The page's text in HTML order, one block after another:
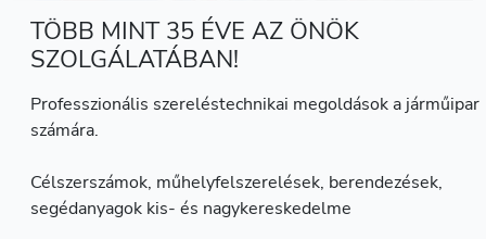
TÖBB MINT 35 ÉVE AZ ÖNÖK
SZOLGÁLATÁBAN!
Professzionális szereléstechnikai megoldások a járműipar
számára.
Célszerszámok, műhelyfelszerelések, berendezések,
segédanyagok kis- és nagykereskedelme